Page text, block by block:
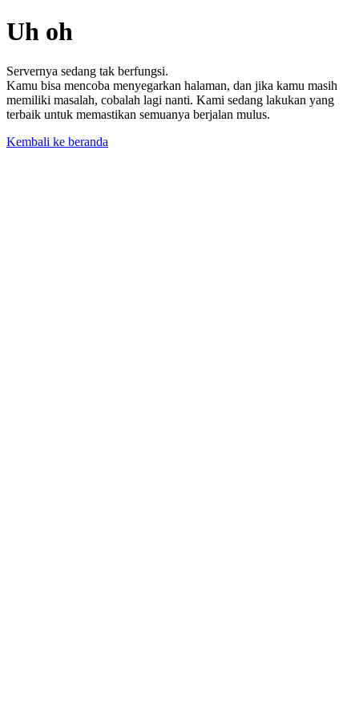
Uh oh
Servernya sedang tak berfungsi.
Kamu bisa mencoba menyegarkan halaman, dan jika kamu masih
memiliki masalah, cobalah lagi nanti. Kami sedang lakukan yang
terbaik untuk memastikan semuanya berjalan mulus.
Kembali ke beranda